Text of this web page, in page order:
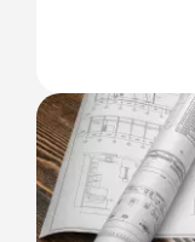
Les taux
été, mais